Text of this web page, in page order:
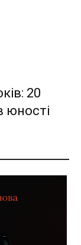
20
юності